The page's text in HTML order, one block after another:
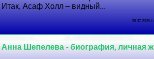
Итак, Асаф Холл – видный...
05 07 2026
Анна Шепелева - биография, личная